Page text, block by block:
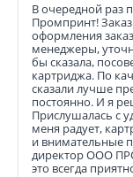
В очередной раз
Промпринт!
оформления
менеджеры,
бы сказала,
картриджа. По
сказали лучше
постоянно. И я
Прислушалась с
меня радует,
и внимательные
директор ООО
это всегда